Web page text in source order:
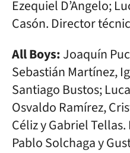
Ezequiel D’Angelo;
Casón. Director
All Boys:Joaquín
Sebastián Martínez,
Santiago Bustos;
Osvaldo Ramírez,
Céliz y Gabriel
Pablo Solchaga y